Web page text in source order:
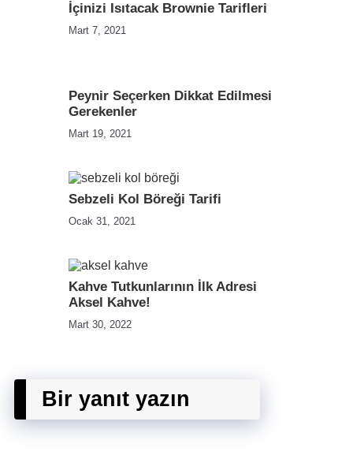
İçinizi Isıtacak Brownie Tarifleri
Mart 7, 2021
Peynir Seçerken Dikkat Edilmesi
Gerekenler
Mart 19, 2021
Sebzeli Kol Böreği Tarifi
Ocak 31, 2021
Kahve Tutkunlarının İlk Adresi
Aksel Kahve!
Mart 30, 2022
Bir yanıt yazın